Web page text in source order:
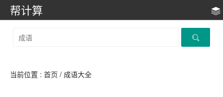
帮计算
当前位置 : 首页 / 成语大全